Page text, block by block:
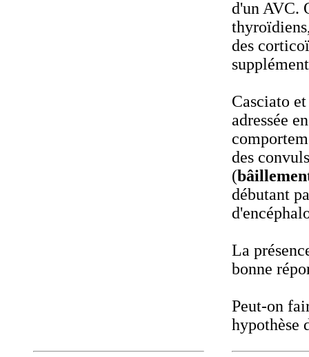
d'un AVC.
des
Casciato
adressée
des
(
débutant
La
bonne
Peut-on
hypothèse